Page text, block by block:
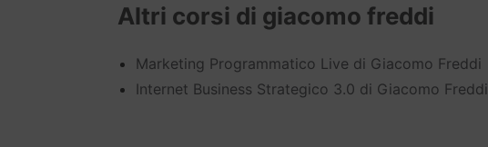
Altri corsi di giacomo freddi
Marketing Programmatico Live di Giacomo Freddi
Internet Business Strategico 3.0 di Giacomo Freddi